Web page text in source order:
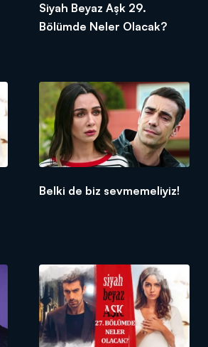
Siyah Beyaz Aşk 29.
Bölümde Neler Olacak?
Belki de biz sevmemeliyiz!